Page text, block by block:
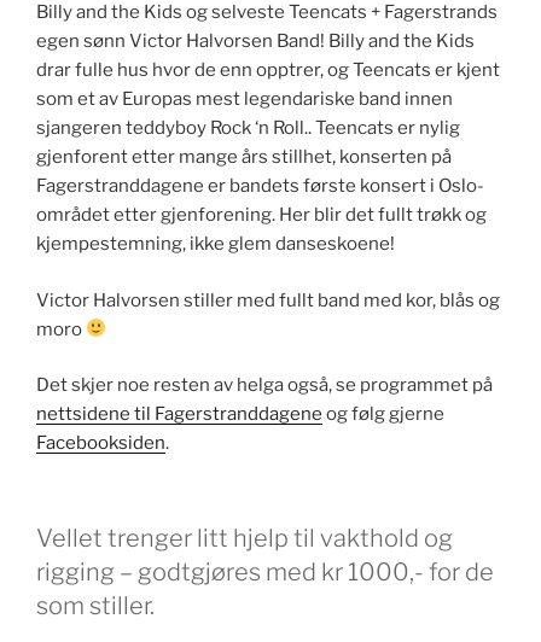
Billy and the Kids og selveste Teencats + Fagerstrands
egen sønn Victor Halvorsen Band! Billy and the Kids
drar fulle hus hvor de enn opptrer, og Teencats er kjent
som et av Europas mest legendariske band innen
sjangeren teddyboy Rock ‘n Roll.. Teencats er nylig
gjenforent etter mange års stillhet, konserten på
Fagerstranddagene er bandets første konsert i Oslo-
området etter gjenforening. Her blir det fullt trøkk og
kjempestemning, ikke glem danseskoene!
Victor Halvorsen stiller med fullt band med kor, blås og
moro
Det skjer noe resten av helga også, se programmet på
nettsidene til Fagerstranddagene og følg gjerne
Facebooksiden.
Vellet trenger litt hjelp til vakthold og
rigging – godtgjøres med kr 1000,- for de
som stiller.